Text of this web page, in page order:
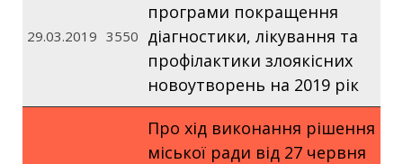
29.03.2019 3550
програми покращення
діагностики, лікування та
профілактики злоякісних
новоутворень на 2019 рік
Про хід виконання рішення
міської ради від 27 червня